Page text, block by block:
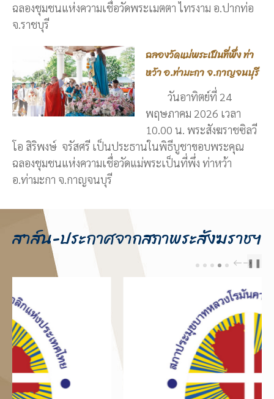
ฉลองชุมชนแห่งความเชื่อวัดพระเมตตา ไทรงาม อ.ปากท่อ
จ.ราชบุรี
ฉลองวัดแม่พระเป็นที่พึ่ง ท่า
หว้า อ.ท่ามะกา จ.กาญจนบุรี
วันอาทิตย์ที่ 24
พฤษภาคม 2026 เวลา
10.00 น. พระสังฆราชซิลวี
โอ สิริพงษ์ จรัสศรี เป็นประธานในพิธีบูชาขอบพระคุณ
ฉลองชุมชนแห่งความเชื่อวัดแม่พระเป็นที่พึ่ง ท่าหว้า
อ.ท่ามะกา จ.กาญจนบุรี
สาส์น-ประกาศจากสภาพระสังฆราชฯ
PREVNEXT
❚❚